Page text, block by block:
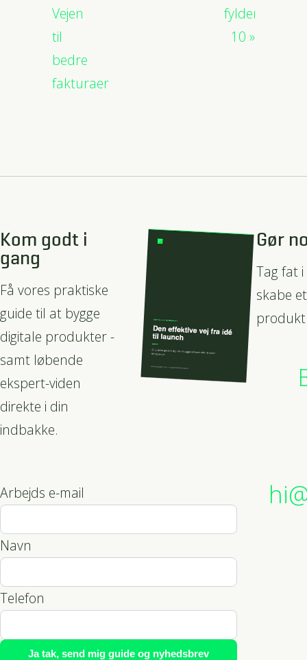
Vejen
til
bedre
fakturaer
fylder
10
Kom godt i
gang
Få vores praktiske
guide til at bygge
digitale produkter -
samt løbende
ekspert-viden
direkte i din
indbakke.
Arbejds e-mail
Navn
Telefon
Ja tak, send mig guide og nyhedsbrev
Gør
Tag fat
skabe